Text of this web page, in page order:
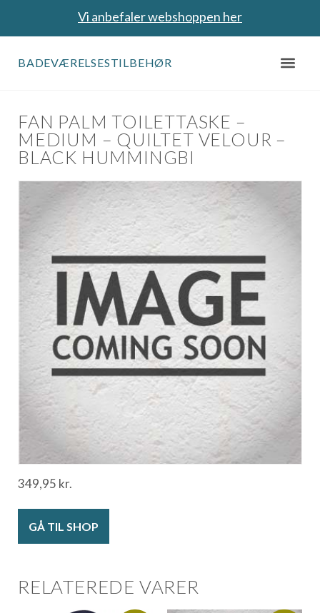
Vi anbefaler webshoppen her
BADEVÆRELSESTILBEHØR
FAN PALM TOILETTASKE –
MEDIUM – QUILTET VELOUR –
BLACK HUMMINGBI
349,95 kr.
GÅ TIL SHOP
RELATEREDE VARER